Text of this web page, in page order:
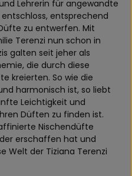
Lehrerin für angewandte
entsprechend
zu entwerfen. Mit
Terenzi nun schon in
galten seit jeher als
die durch diese
kreierten. So wie die
harmonisch ist, so liebt
Leichtigkeit und
Düften zu finden ist.
Nischendüfte
erschaffen hat und
Welt der Tiziana Terenzi